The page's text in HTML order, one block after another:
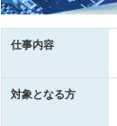
仕事内容
対象となる方